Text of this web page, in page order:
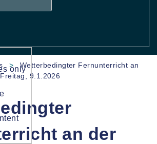
only
>
Wetterbedingter Fernunterricht an
9.1.2026
an der